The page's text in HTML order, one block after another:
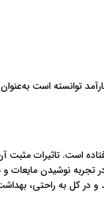
توانسته است
است. تاثیرات
نوشیدن مایعات و
و در کل به راحتی،